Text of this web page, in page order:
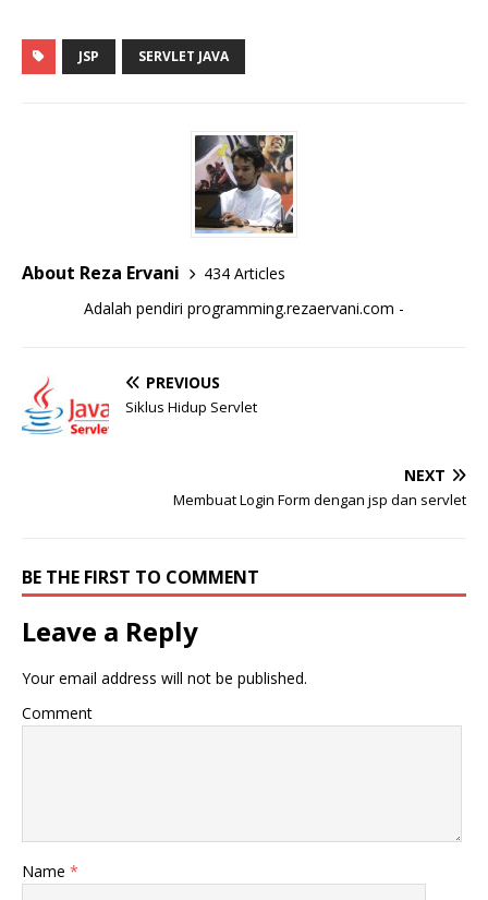
JSP SERVLET JAVA
About Reza Ervani
434 Articles
Adalah pendiri programming.rezaervani.com -
PREVIOUS
Siklus Hidup Servlet
NEXT
Membuat Login Form dengan jsp dan servlet
BE THE FIRST TO COMMENT
Leave a Reply
Your email address will not be published.
Comment
Name *